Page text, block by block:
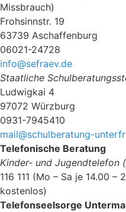
Missbrauch)
Frohsinnstr. 19
63739 Aschaffenburg
06021-24728
info@sefraev.de
Staatliche
Ludwigkai 4
97072 Würzburg
0931-7945410
mail@schulberatung-
Telefonische Beratung
Kinder- und Jugendtelefon
116 111 (Mo – Sa je 14.00 –
kostenlos)
Telefonseelsorge